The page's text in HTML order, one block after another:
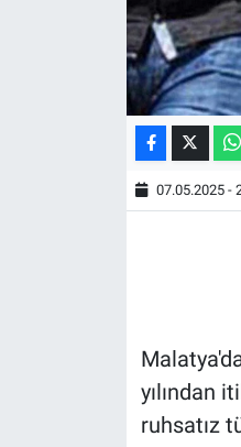
07.05.2025 -
yılından
ruhsatız